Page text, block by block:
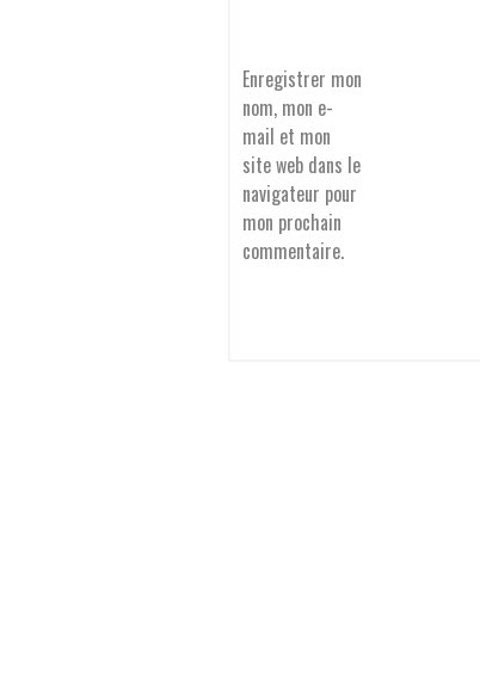
T
O
Enregistrer mon
nom, mon e-
mail et mon
site web dans le
navigateur pour
mon prochain
commentaire.